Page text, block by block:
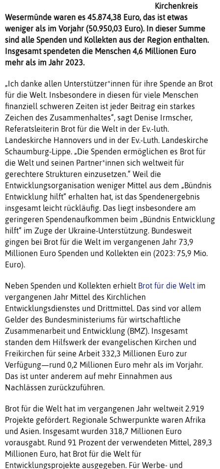
Kirchenkreis
Wesermünde waren es 45.874,38 Euro, das ist etwas
weniger als im Vorjahr (50.950,03 Euro). In dieser Summe
sind alle Spenden und Kollekten aus der Region enthalten.
Insgesamt spendeten die Menschen 4,6 Millionen Euro
mehr als im Jahr 2023.
„Ich danke allen Unterstützer*innen für ihre Spende an Brot
für die Welt. Insbesondere in diesen für viele Menschen
finanziell schweren Zeiten ist jeder Beitrag ein starkes
Zeichen des Zusammenhaltes“, sagt Denise Irmscher,
Referatsleiterin Brot für die Welt in der Ev.-luth.
Landeskirche Hannovers und in der Ev.-Luth. Landeskirche
Schaumburg-Lippe. „Die Spenden ermöglichen es Brot für
die Welt und seinen Partner*innen sich weltweit für
gerechtere Strukturen einzusetzen.“ Weil die
Entwicklungsorganisation weniger Mittel aus dem „Bündnis
Entwicklung hilft“ erhalten hat, ist das Spendenergebnis
insgesamt leicht rückläufig. Das liegt insbesondere am
geringeren Spendenaufkommen beim „Bündnis Entwicklung
hilft“ im Zuge der Ukraine-Unterstützung. Bundesweit
gingen bei Brot für die Welt im vergangenen Jahr 73,9
Millionen Euro Spenden und Kollekten ein (2023: 75,9 Mio.
Euro).
Neben Spenden und Kollekten erhielt Brot für die Welt im
vergangenen Jahr Mittel des Kirchlichen
Entwicklungsdienstes und Drittmittel. Das sind vor allem
Gelder des Bundesministeriums für wirtschaftliche
Zusammenarbeit und Entwicklung (BMZ). Insgesamt
standen dem Hilfswerk der evangelischen Kirchen und
Freikirchen für seine Arbeit 332,3 Millionen Euro zur
Verfügung—rund 0,2 Millionen Euro mehr als im Vorjahr.
Das ist unter anderem auf mehr Einnahmen aus
Nachlässen zurückzuführen.
Brot für die Welt hat im vergangenen Jahr weltweit 2.919
Projekte gefördert. Regionale Schwerpunkte waren Afrika
und Asien. Insgesamt wurden 318,7 Millionen Euro
vorausgabt. Rund 91 Prozent der verwendeten Mittel, 289,3
Millionen Euro, hat Brot für die Welt für
Entwicklungsprojekte ausgegeben. Für Werbe- und